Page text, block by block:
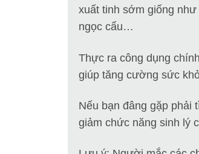
xuất tinh sớm giống
ngọc cẩu…
Thực ra công dụng
giúp tăng cường sức
Nếu bạn đâng gặp phải
giảm chức năng sinh lý